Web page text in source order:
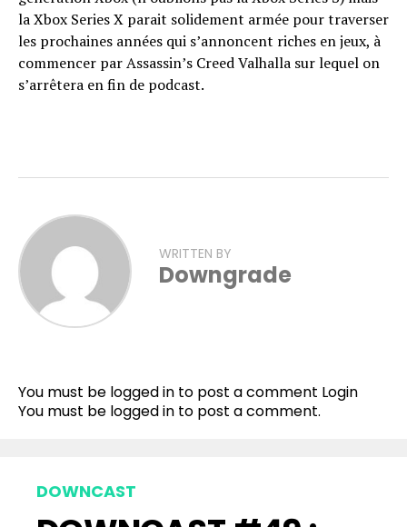
la Xbox Series X parait solidement armée pour traverser
les prochaines années qui s’annoncent riches en jeux, à
commencer par Assassin’s Creed Valhalla sur lequel on
s’arrêtera en fin de podcast.
WRITTEN BY
Downgrade
You must be logged in to post a comment Login
You must be logged in to post a comment.
DOWNCAST